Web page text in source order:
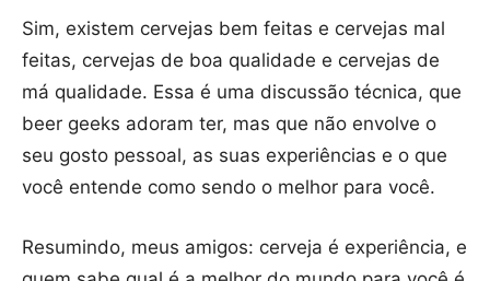
Sim, existem cervejas bem feitas e cervejas mal
feitas, cervejas de boa qualidade e cervejas de
má qualidade. Essa é uma discussão técnica, que
beer geeks adoram ter, mas que não envolve o
seu gosto pessoal, as suas experiências e o que
você entende como sendo o melhor para você.
Resumindo, meus amigos: cerveja é experiência, e